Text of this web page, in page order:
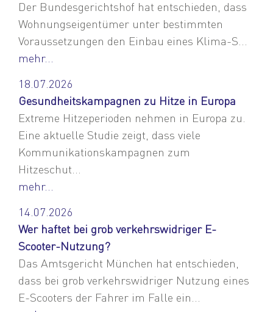
Der Bundesgerichtshof hat entschieden, dass
Wohnungseigentümer unter bestimmten
Voraussetzungen den Einbau eines Klima-S...
mehr...
18.07.2026
Gesundheitskampagnen zu Hitze in Europa
Extreme Hitzeperioden nehmen in Europa zu.
Eine aktuelle Studie zeigt, dass viele
Kommunikationskampagnen zum
Hitzeschut...
mehr...
14.07.2026
Wer haftet bei grob verkehrswidriger E-
Scooter-Nutzung?
Das Amtsgericht München hat entschieden,
dass bei grob verkehrswidriger Nutzung eines
E-Scooters der Fahrer im Falle ein...